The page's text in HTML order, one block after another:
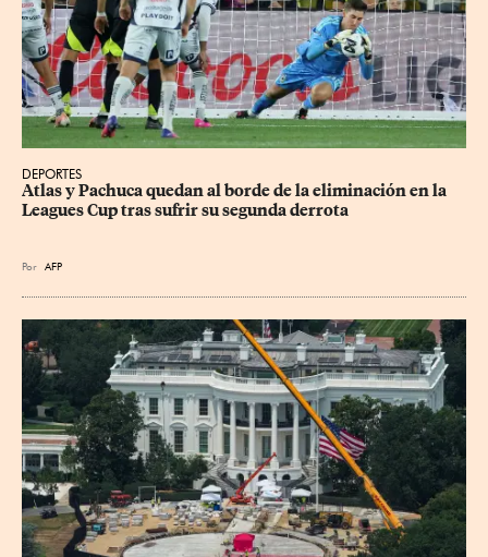
DEPORTES
Atlas y Pachuca quedan al borde de la eliminación en la
Leagues Cup tras sufrir su segunda derrota
Por AFP